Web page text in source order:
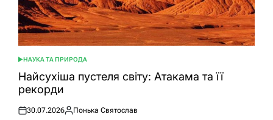
ОПУБЛІКУВАТИ
У
НАУКА ТА ПРИРОДА
Найсухіша пустеля світу: Атакама та її
рекорди
Оприлюднено
30.07.2026
Опубліковано
Понька Святослав